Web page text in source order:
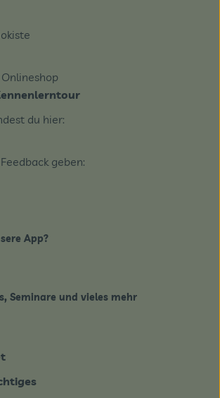
du hier:
geben:
App?
Link zu https://www.biobote-
Seminare und vieles mehr
zu https://place2bio.de/